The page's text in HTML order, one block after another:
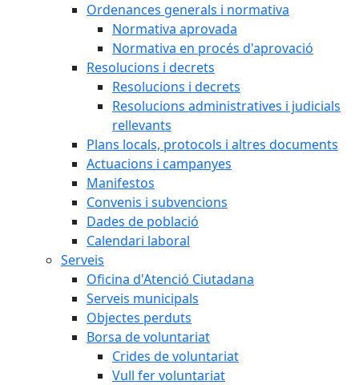
Ordenances generals i normativa
Normativa aprovada
Normativa en procés d'aprovació
Resolucions i decrets
Resolucions i decrets
Resolucions administratives i judicials
rellevants
Plans locals, protocols i altres documents
Actuacions i campanyes
Manifestos
Convenis i subvencions
Dades de població
Calendari laboral
Serveis
Oficina d'Atenció Ciutadana
Serveis municipals
Objectes perduts
Borsa de voluntariat
Crides de voluntariat
Vull fer voluntariat